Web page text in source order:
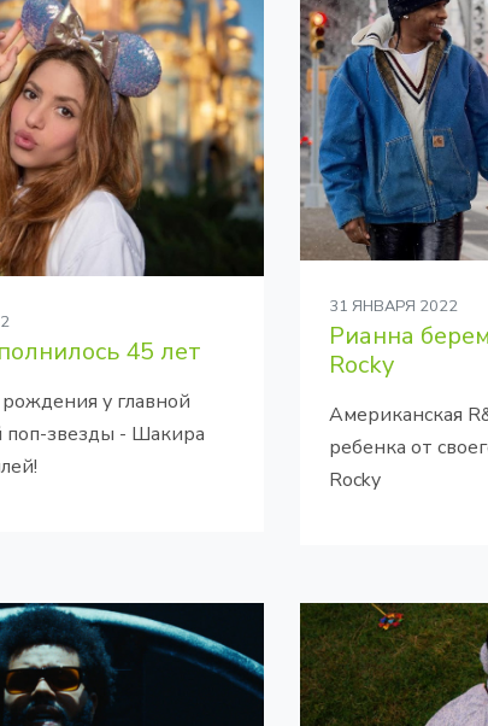
45 лет
у главной
поп-звезды - Шакира
31 ЯНВАРЯ 2022
Рианна
Rocky
Американская
ребенка от
Rocky